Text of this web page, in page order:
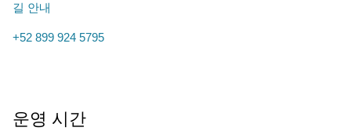
길 안내
+52 899 924 5795
운영 시간